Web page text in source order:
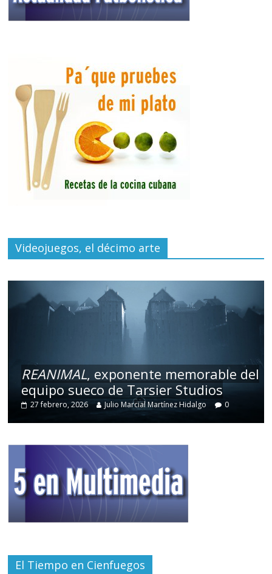
Videojuegos, el décimo arte
REANIMAL, exponente memorable del
equipo sueco de Tarsier Studios
27 febrero, 2026 Julio Marcial Martínez Hidalgo 0
El Tiempo en Cienfuegos